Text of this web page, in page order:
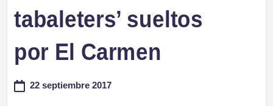
tabaleters’ sueltos
por El Carmen
22 septiembre 2017